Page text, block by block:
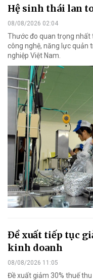
Hệ sinh thái lan
08/08/2026 02:04
Thước đo quan trọng nhất
công nghệ, năng lực quản
nghiệp Việt Nam.
Đề xuất tiếp tục
kinh doanh
08/08/2026 11:05
Đề xuất giảm 30% thuế